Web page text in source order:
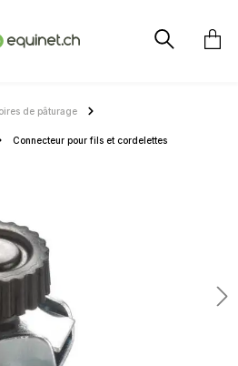
de pâturage
Connecteur pour fils et cordelettes